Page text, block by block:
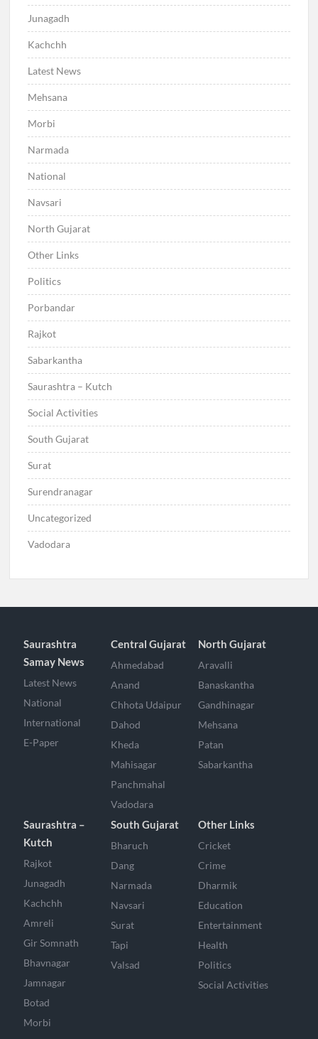
Junagadh
Kachchh
Latest News
Mehsana
Morbi
Narmada
National
Navsari
North Gujarat
Other Links
Politics
Porbandar
Rajkot
Sabarkantha
Saurashtra – Kutch
Social Activities
South Gujarat
Surat
Surendranagar
Uncategorized
Vadodara
Saurashtra
Samay News
Latest News
National
International
E-Paper
Central Gujarat
Ahmedabad
Anand
Chhota Udaipur
Dahod
Kheda
Mahisagar
Panchmahal
Vadodara
North Gujarat
Aravalli
Banaskantha
Gandhinagar
Mehsana
Patan
Sabarkantha
Saurashtra –
Kutch
Rajkot
Junagadh
Kachchh
Amreli
Gir Somnath
Bhavnagar
Jamnagar
Botad
Morbi
South Gujarat
Bharuch
Dang
Narmada
Navsari
Surat
Tapi
Valsad
Other Links
Cricket
Crime
Dharmik
Education
Entertainment
Health
Politics
Social Activities